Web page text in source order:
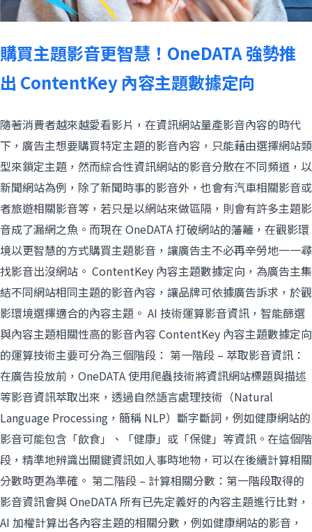
購買主題影音更智慧！OneDATA 強勢推
出 ContentKey 內容主題數據定向
隨著消費者越來越愛看影片，在資訊網站量產影音內容的時代
下，廣告主想要購買特定主題的影音內容，只能藉由選擇網站類
型來鎖定主題，然而綜合性資訊網站的影音分散在不同頻道，以
新聞網站為例，除了新聞時事的影音外，也會有汽車相關影音或
者旅遊相關影音等，若只是以網站來做區隔，則會有許多主題影
音成了漏網之魚。而現在 OneDATA 打破網站的藩籬，在觀影環
境以更智慧的方式購買主題影音，讓廣告主不必再辛勞地一一尋
找影音出沒網站。 ContentKey 內容主題數據定向，為廣告主集
結不同網站相同主題的影音內容，讓品牌可依據廣告訴求，於觀
影環境選擇適合的內容主題。 AI 技術運算影音資訊，智能篩選
與內容主題相關性高的影音內容 ContentKey 內容主題數據定向
的運算技術主要可分為三個階段： 第一階段 – 萃取影音資訊：
在廣告投放前，OneDATA 使用爬蟲技術將資訊網站標題與描述
等影音資訊萃取出來，透過自然語言處理技術（Natural
Language Processing，簡稱 NLP）斷字斷詞，例如健康網站的
影音可能包含「飲食」、「健康」或「保健」等資訊。在這個階
段，精準地辨識出關鍵資訊如人事時地物，可以在後續計算相關
分數時更為準確。 第二階段 – 計算相關分數：第一階段取得的
影音資訊會與 OneDATA 所有已先定義好的內容主題進行比對，
AI 加權計算出各內容主題的相關分數，例如健康網站的影音，